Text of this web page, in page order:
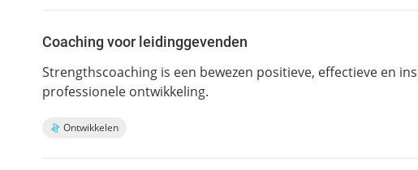
Coaching voor leidinggevenden
Strengthscoaching is een bewezen positieve, effectieve en
professionele ontwikkeling.
Ontwikkelen